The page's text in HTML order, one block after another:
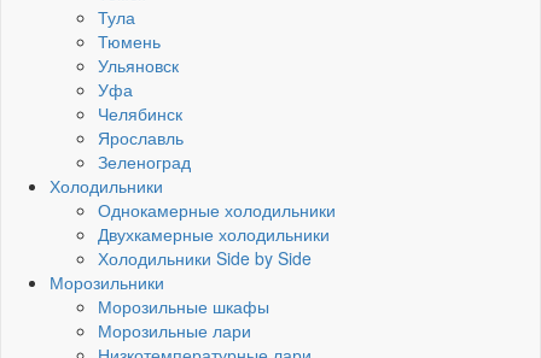
Тула
Тюмень
Ульяновск
Уфа
Челябинск
Ярославль
Зеленоград
Холодильники
Однокамерные холодильники
Двухкамерные холодильники
Холодильники Side by Side
Морозильники
Морозильные шкафы
Морозильные лари